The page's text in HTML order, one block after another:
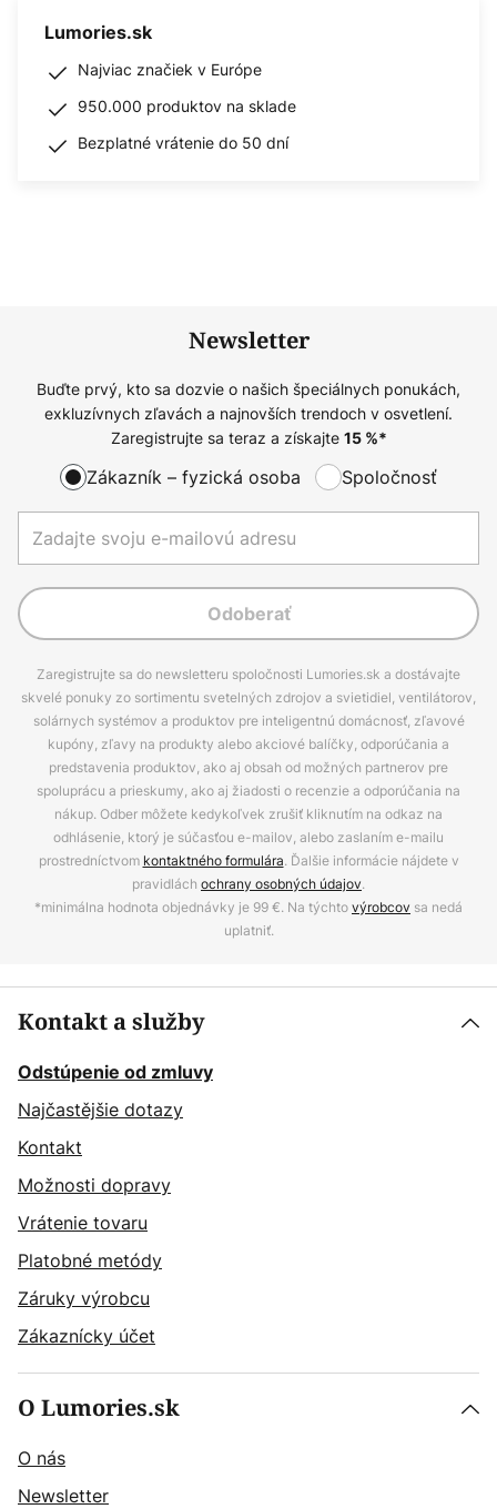
Lumories.sk
Najviac značiek v Európe
950.000 produktov na sklade
Bezplatné vrátenie do 50 dní
Newsletter
Buďte prvý, kto sa dozvie o našich špeciálnych ponukách,
exkluzívnych zľavách a najnovších trendoch v osvetlení.
Zaregistrujte sa teraz a získajte 15%*
Zákazník – fyzická osoba Spoločnosť
Odoberať
Zaregistrujte sa do newsletteru spoločnosti Lumories.sk a dostávajte
skvelé ponuky zo sortimentu svetelných zdrojov a svietidiel, ventilátorov,
solárnych systémov a produktov pre inteligentnú domácnosť, zľavové
kupóny, zľavy na produkty alebo akciové balíčky, odporúčania a
predstavenia produktov, ako aj obsah od možných partnerov pre
spoluprácu a prieskumy, ako aj žiadosti o recenzie a odporúčania na
nákup. Odber môžete kedykoľvek zrušiť kliknutím na odkaz na
odhlásenie, ktorý je súčasťou e-mailov, alebo zaslaním e-mailu
prostredníctvom kontaktného formulára. Ďalšie informácie nájdete v
pravidlách ochrany osobných údajov.
*minimálna hodnota objednávky je 99 €. Na týchtovýrobcov sa nedá
uplatniť.
Kontakt a služby
Odstúpenie od zmluvy
Najčastějšie dotazy
Kontakt
Možnosti dopravy
Vrátenie tovaru
Platobné metódy
Záruky výrobcu
Zákaznícky účet
O Lumories.sk
O nás
Newsletter